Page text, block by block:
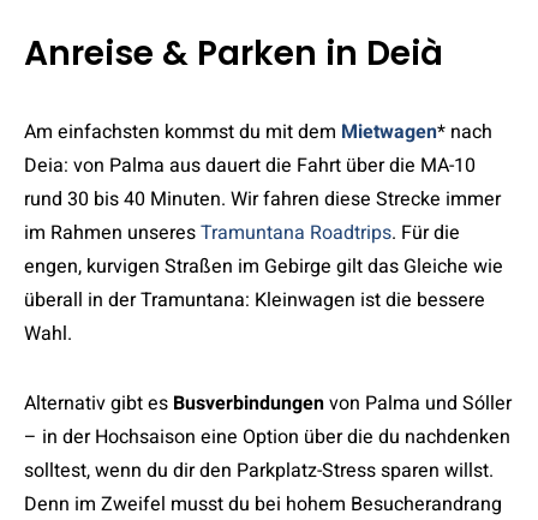
Anreise & Parken in Deià
Am einfachsten kommst du mit dem Mietwagen* nach
Deia: von Palma aus dauert die Fahrt über die MA-10
rund 30 bis 40 Minuten. Wir fahren diese Strecke immer
im Rahmen unseresTramuntana Roadtrips. Für die
engen, kurvigen Straßen im Gebirge gilt das Gleiche wie
überall in der Tramuntana: Kleinwagen ist die bessere
Wahl.
Alternativ gibt es Busverbindungenvon Palma und Sóller
– in der Hochsaison eine Option über die du nachdenken
solltest, wenn du dir den Parkplatz-Stress sparen willst.
Denn im Zweifel musst du bei hohem Besucherandrang